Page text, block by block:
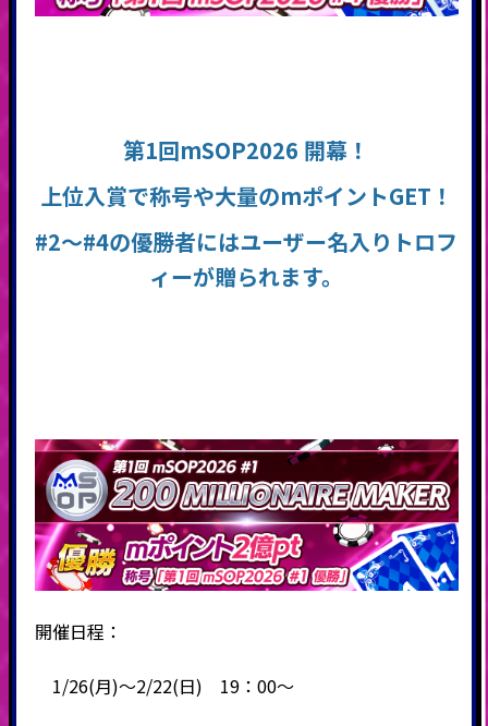
第1回mSOP2026 開幕！
上位入賞で称号や大量のmポイントGET！
#2～#4の優勝者にはユーザー名入りトロフ
ィーが贈られます。
開催日程：
1/26(月)～2/22(日) 19：00～